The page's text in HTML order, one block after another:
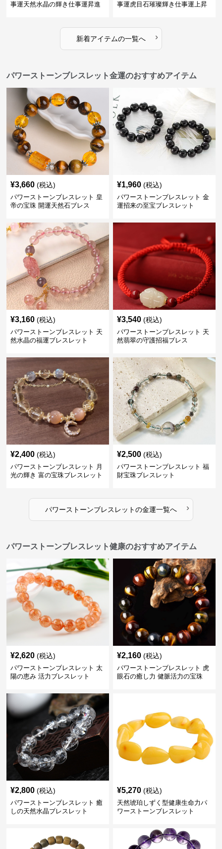
事運天然水晶の輝き仕事運昇進
事運虎目石璀璨輝き仕事運上昇
新着アイテムの一覧へ ›
パワーストーンブレスレット金運のおすすめアイテム
¥3,660 (税込)
パワーストーンブレスレット 皇
帝の宝珠 開運天然石ブレス
¥1,960 (税込)
パワーストーンブレスレット 金
運招来の至宝ブレスレット
¥3,160 (税込)
パワーストーンブレスレット 天
然水晶の福運ブレスレット
¥3,540 (税込)
パワーストーンブレスレット 天
然翡翠の守護招福ブレス
¥2,400 (税込)
パワーストーンブレスレット 月
光の輝き 富の宝珠ブレスレット
¥2,500 (税込)
パワーストーンブレスレット 福
財宝珠ブレスレット
パワーストーンブレスレットの金運一覧へ ›
パワーストーンブレスレット健康のおすすめアイテム
¥2,620 (税込)
パワーストーンブレスレット 太
陽の恵み 活力ブレスレット
¥2,160 (税込)
パワーストーンブレスレット 虎
眼石の癒し力 健脈活力の宝珠
¥2,800 (税込)
パワーストーンブレスレット 癒
しの天然水晶ブレスレット
¥5,270 (税込)
天然琥珀しずく型健康生命力パ
ワーストーンブレスレット